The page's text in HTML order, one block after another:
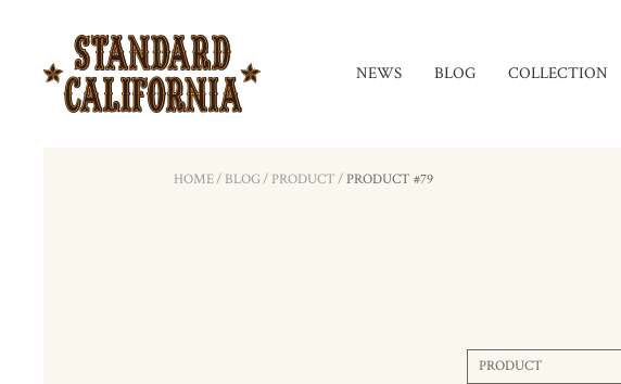
NEWS BLOG COLLECTION
HOME/ BLOG/ PRODUCT/PRODUCT #79
PRODUCT